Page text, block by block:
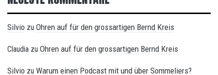
Silvio zu Ohren auf für den grossartigen Bernd Kreis
Claudia zu Ohren auf für den grossartigen Bernd Kreis
Silvio zu Warum einen Podcast mit und über Sommeliers?